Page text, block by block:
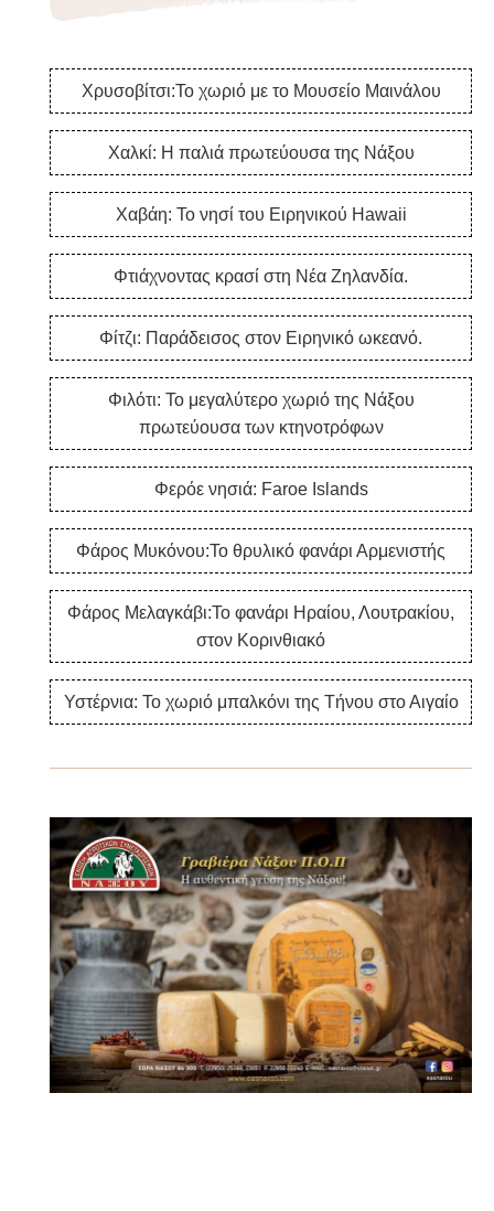
Χρυσοβίτσι:Το χωριό με το Μουσείο Μαινάλου
Χαλκί: Η παλιά πρωτεύουσα της Νάξου
Χαβάη: Το νησί του Ειρηνικού Hawaii
Φτιάχνοντας κρασί στη Νέα Ζηλανδία.
Φίτζι: Παράδεισος στον Ειρηνικό ωκεανό.
Φιλότι: Το μεγαλύτερο χωριό της Νάξου
πρωτεύουσα των κτηνοτρόφων
Φερόε νησιά: Faroe Islands
Φάρος Μυκόνου:Το θρυλικό φανάρι Αρμενιστής
Φάρος Μελαγκάβι:Το φανάρι Ηραίου, Λουτρακίου,
στον Κορινθιακό
Υστέρνια: Το χωριό μπαλκόνι της Τήνου στο Αιγαίο